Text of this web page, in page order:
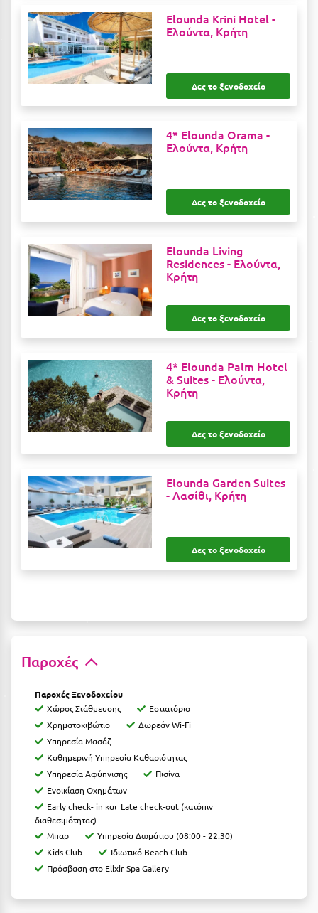
Ιωάννινα
Καβάλα
Καλάβρυτα
Καλαμάτα
Κάλαμος
Καλαμπάκα
Καρδάμαινα
Καρδαμύλη
Καρπενήσι
Κάρυστος
Κάσος
Κασσάνδρα
Καστοριά
Κατερίνη
Κέα - Τζιά
Κεφαλονιά
Κοκκώνι Κορινθίας
Κομοτηνή
Κόνιτσα
Κόρινθος
Κορώνη
Κουρούτα Ηλείας
Κουφονήσια
Elounda Krini Hotel -
Ελούντα, Κρήτη
Δες το ξενοδοχείο
4* Elounda Orama -
Ελούντα, Κρήτη
Δες το ξενοδοχείο
Elounda Living
Residences - Ελούντα,
Κρήτη
Δες το ξενοδοχείο
4* Elounda Palm Hotel
& Suites - Ελούντα,
Κρήτη
Δες το ξενοδοχείο
Elounda Garden Suites
-Λασίθι, Κρήτη
Δες το ξενοδοχείο
Παροχές
Παροχές Ξενοδοχείου
Χώρος Στάθμευσης
Εστιατόριο
Χρηματοκιβώτιο
Δωρεάν Wi-Fi
Υπηρεσία Μασάζ
Καθημερινή Υπηρεσία Καθαριότητας
Υπηρεσία Aφύπνισης
Πισίνα
Ενοικίαση Oχημάτων
Early check- in και Late check-out (κατόπιν
διαθεσιμότητας)
Μπαρ
Υπηρεσία Δωμάτιου (08:00 - 22.30)
Kids Club
Ιδιωτικό Beach Club
Πρόσβαση στο Elixir Spa Gallery